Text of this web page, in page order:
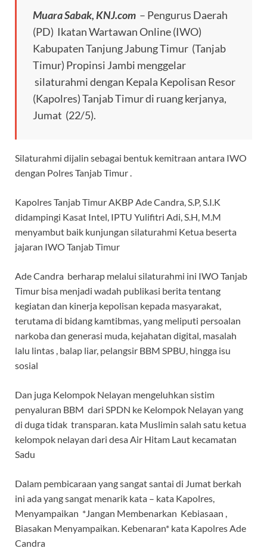
o
o
k
A
p
p
a
m
ds
Muara Sabak, KNJ.com – Pengurus Daerah
(PD) Ikatan Wartawan Online (IWO)
Kabupaten Tanjung Jabung Timur (Tanjab
Timur) Propinsi Jambi menggelar
silaturahmi dengan Kepala Kepolisan Resor
(Kapolres) Tanjab Timur di ruang kerjanya,
Jumat (22/5).
Silaturahmi dijalin sebagai bentuk kemitraan antara IWO
dengan Polres Tanjab Timur .
Kapolres Tanjab Timur AKBP Ade Candra, S.P, S.I.K
didampingi Kasat Intel, IPTU Yulifitri Adi, S.H, M.M
menyambut baik kunjungan silaturahmi Ketua beserta
jajaran IWO Tanjab Timur
Ade Candra berharap melalui silaturahmi ini IWO Tanjab
Timur bisa menjadi wadah publikasi berita tentang
kegiatan dan kinerja kepolisan kepada masyarakat,
terutama di bidang kamtibmas, yang meliputi persoalan
narkoba dan generasi muda, kejahatan digital, masalah
lalu lintas , balap liar, pelangsir BBM SPBU, hingga isu
sosial
Dan juga Kelompok Nelayan mengeluhkan sistim
penyaluran BBM dari SPDN ke Kelompok Nelayan yang
di duga tidak transparan. kata Muslimin salah satu ketua
kelompok nelayan dari desa Air Hitam Laut kecamatan
Sadu
Dalam pembicaraan yang sangat santai di Jumat berkah
ini ada yang sangat menarik kata – kata Kapolres,
Menyampaikan *Jangan Membenarkan Kebiasaan ,
Biasakan Menyampaikan. Kebenaran* kata Kapolres Ade
Candra